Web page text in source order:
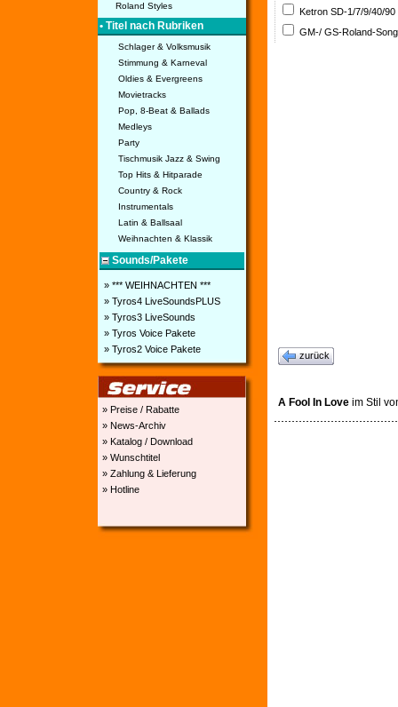
Roland Styles
• Titel nach Rubriken
Schlager & Volksmusik
Stimmung & Karneval
Oldies & Evergreens
Movietracks
Pop, 8-Beat & Ballads
Medleys
Party
Tischmusik Jazz & Swing
Top Hits & Hitparade
Country & Rock
Instrumentals
Latin & Ballsaal
Weihnachten & Klassik
Sounds/Pakete
» *** WEIHNACHTEN ***
» Tyros4 LiveSoundsPLUS
» Tyros3 LiveSounds
» Tyros Voice Pakete
» Tyros2 Voice Pakete
» Preise / Rabatte
» News-Archiv
» Katalog / Download
» Wunschtitel
» Zahlung & Lieferung
» Hotline
Ketron SD-1/7/9/40/
GM-/ GS-Roland-
zurück
A Fool In Love im Stil